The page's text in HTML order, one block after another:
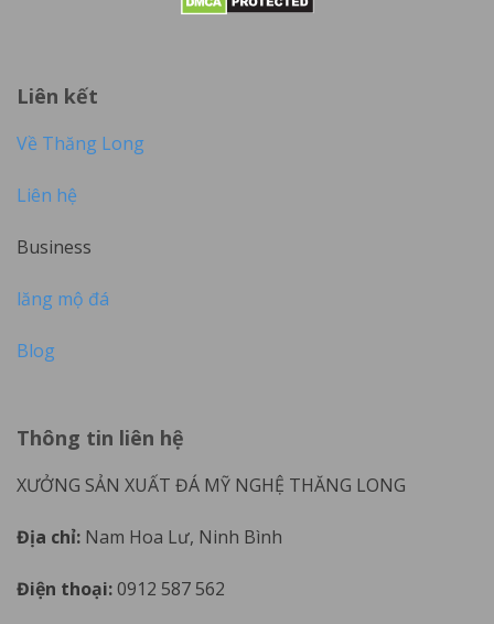
Liên kết
Về Thăng Long
Liên hệ
Business
lăng mộ đá
Blog
Thông tin liên hệ
XƯỞNG SẢN XUẤT ĐÁ MỸ NGHỆ THĂNG LONG
Địa chỉ: Nam Hoa Lư, Ninh Bình
Điện thoại:0912 587 562